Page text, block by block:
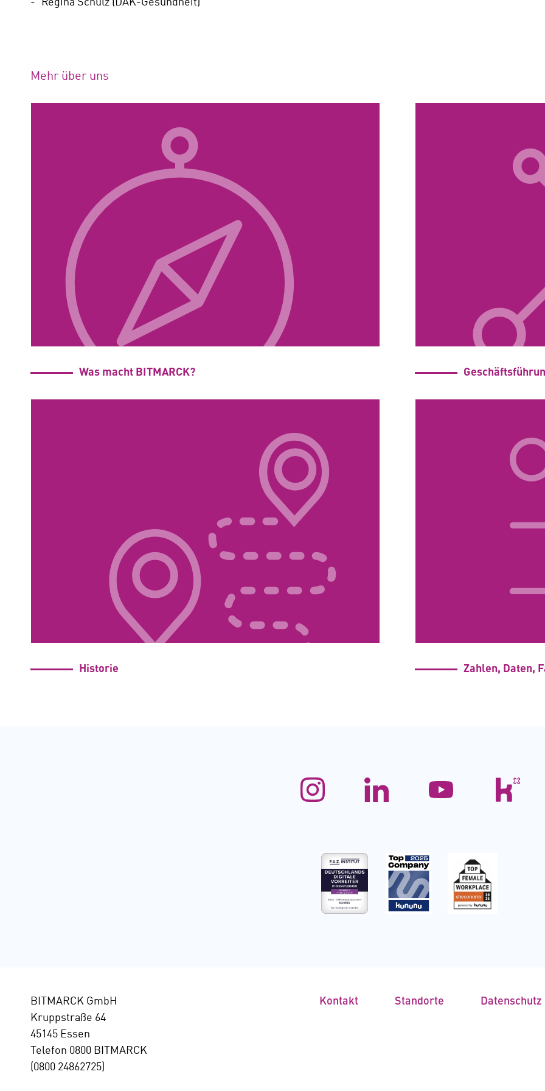
Regina Schulz (DAK-Gesundheit)
Mehr über uns
Was macht BITMARCK?
Historie Zahlen, Daten,
BITMARCK GmbH
Kruppstraße 64
45145 Essen
Telefon 0800 BITMARCK
(0800 24862725)
Kontakt Standorte Datenschutz